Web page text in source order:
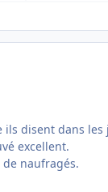
disent dans
excellent.
naufragés.